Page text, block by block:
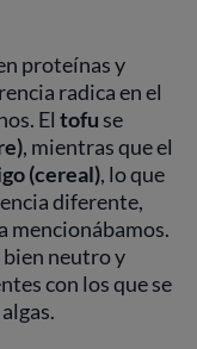
proteínas y
radica en el
El tofuse
, mientras que el
(cereal), lo que
diferente,
mencionábamos.
bien neutro y
con los que se